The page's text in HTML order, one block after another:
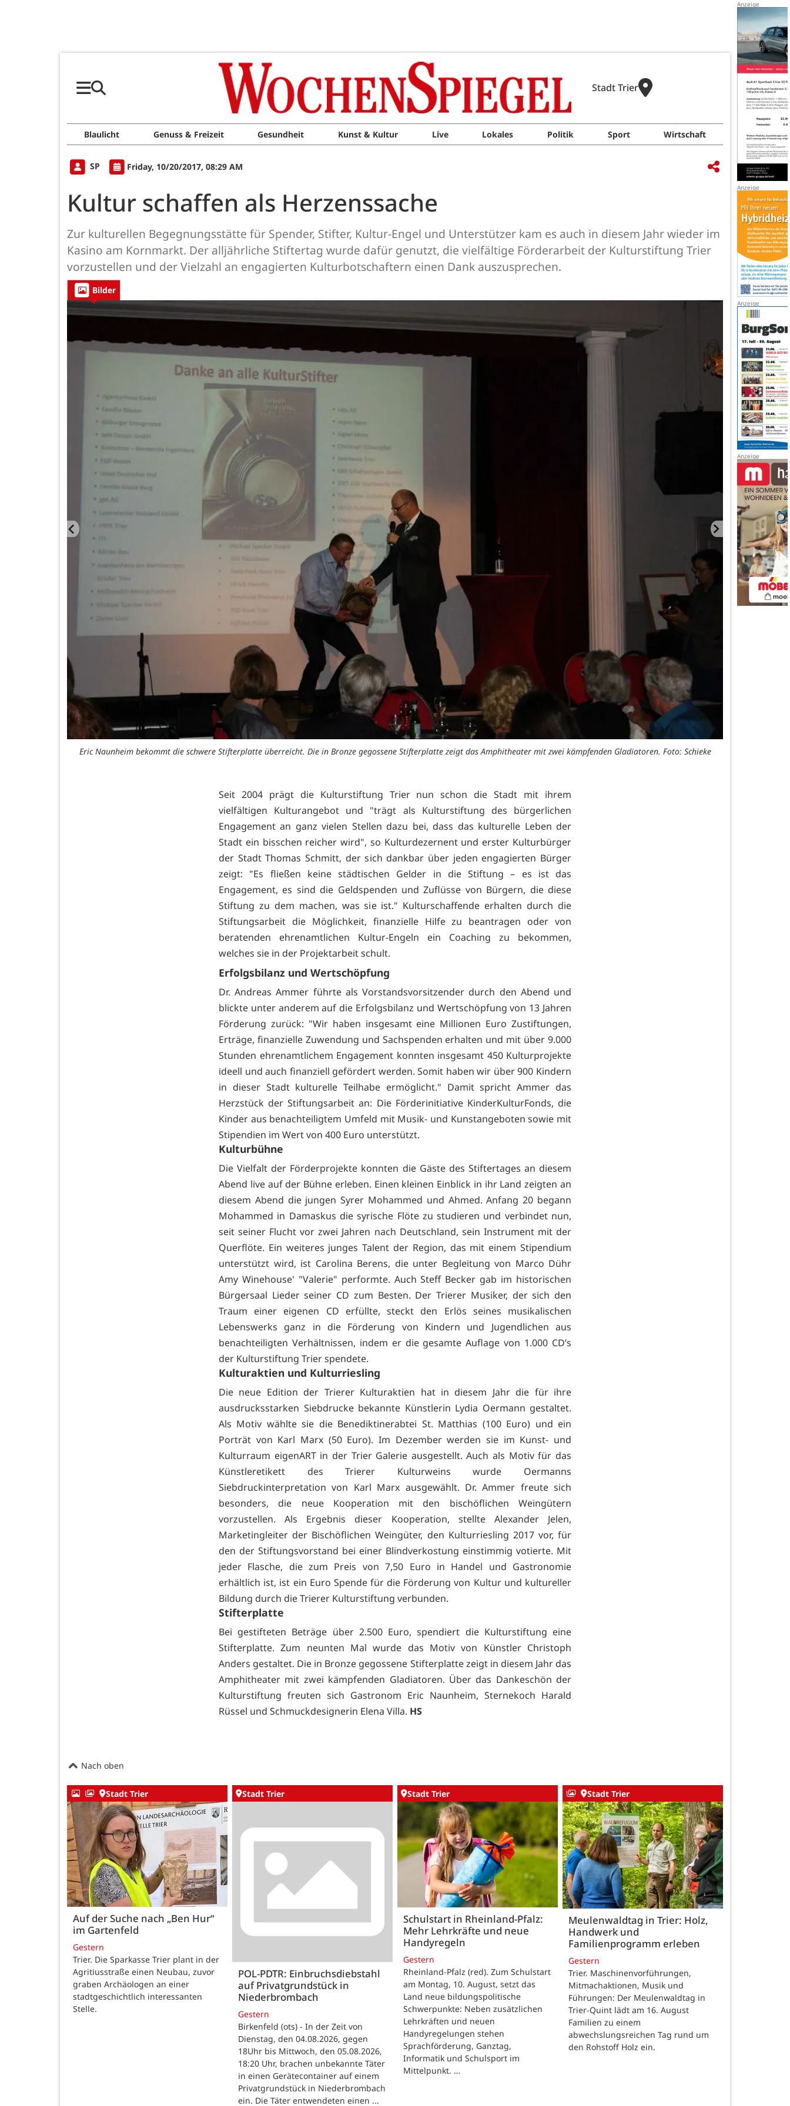
Stadt Trier
Blaulicht Genuss & Freizeit Gesundheit Kunst & Kultur Live Lokales Politik Sport Wirtschaft
SP Friday, 10/20/2017, 08:29 AM
Kultur schaffen als Herzenssache
Zur kulturellen Begegnungsstätte für Spender, Stifter, Kultur-Engel und Unterstützer kam es auch in diesem Jahr wieder im
Kasino am Kornmarkt. Der alljährliche Stiftertag wurde dafür genutzt, die vielfältige Förderarbeit der Kulturstiftung Trier
vorzustellen und der Vielzahl an engagierten Kulturbotschaftern einen Dank auszusprechen.
Bilder
Eric Naunheim bekommt die schwere Stifterplatte überreicht. Die in Bronze gegossene Stifterplatte zeigt das Amphitheater mit zwei kämpfenden Gladiatoren. Foto: Schieke
Seit 2004 prägt die Kulturstiftung Trier nun schon die Stadt mit ihrem
vielfältigen Kulturangebot und "trägt als Kulturstiftung des bürgerlichen
Engagement an ganz vielen Stellen dazu bei, dass das kulturelle Leben der
Stadt ein bisschen reicher wird", so Kulturdezernent und erster Kulturbürger
der Stadt Thomas Schmitt, der sich dankbar über jeden engagierten Bürger
zeigt: "Es fließen keine städtischen Gelder in die Stiftung – es ist das
Engagement, es sind die Geldspenden und Zuflüsse von Bürgern, die diese
Stiftung zu dem machen, was sie ist." Kulturschaffende erhalten durch die
Stiftungsarbeit die Möglichkeit, finanzielle Hilfe zu beantragen oder von
beratenden ehrenamtlichen Kultur-Engeln ein Coaching zu bekommen,
welches sie in der Projektarbeit schult.
Erfolgsbilanz und Wertschöpfung
Dr. Andreas Ammer führte als Vorstandsvorsitzender durch den Abend und
blickte unter anderem auf die Erfolgsbilanz und Wertschöpfung von 13 Jahren
Förderung zurück: "Wir haben insgesamt eine Millionen Euro Zustiftungen,
Erträge, finanzielle Zuwendung und Sachspenden erhalten und mit über 9.000
Stunden ehrenamtlichem Engagement konnten insgesamt 450 Kulturprojekte
ideell und auch finanziell gefördert werden. Somit haben wir über 900 Kindern
in dieser Stadt kulturelle Teilhabe ermöglicht." Damit spricht Ammer das
Herzstück der Stiftungsarbeit an: Die Förderinitiative KinderKulturFonds, die
Kinder aus benachteiligtem Umfeld mit Musik- und Kunstangeboten sowie mit
Stipendien im Wert von 400 Euro unterstützt.
Kulturbühne
Die Vielfalt der Förderprojekte konnten die Gäste des Stiftertages an diesem
Abend live auf der Bühne erleben. Einen kleinen Einblick in ihr Land zeigten an
diesem Abend die jungen Syrer Mohammed und Ahmed. Anfang 20 begann
Mohammed in Damaskus die syrische Flöte zu studieren und verbindet nun,
seit seiner Flucht vor zwei Jahren nach Deutschland, sein Instrument mit der
Querflöte. Ein weiteres junges Talent der Region, das mit einem Stipendium
unterstützt wird, ist Carolina Berens, die unter Begleitung von Marco Dühr
Amy Winehouse' "Valerie" performte. Auch Steff Becker gab im historischen
Bürgersaal Lieder seiner CD zum Besten. Der Trierer Musiker, der sich den
Traum einer eigenen CD erfüllte, steckt den Erlös seines musikalischen
Lebenswerks ganz in die Förderung von Kindern und Jugendlichen aus
benachteiligten Verhältnissen, indem er die gesamte Auflage von 1.000 CD’s
der Kulturstiftung Trier spendete.
Kulturaktien und Kulturriesling
Die neue Edition der Trierer Kulturaktien hat in diesem Jahr die für ihre
ausdrucksstarken Siebdrucke bekannte Künstlerin Lydia Oermann gestaltet.
Als Motiv wählte sie die Benediktinerabtei St. Matthias (100 Euro) und ein
Porträt von Karl Marx (50 Euro). Im Dezember werden sie im Kunst- und
Kulturraum eigenART in der Trier Galerie ausgestellt. Auch als Motiv für das
Künstleretikett des Trierer Kulturweins wurde Oermanns
Siebdruckinterpretation von Karl Marx ausgewählt. Dr. Ammer freute sich
besonders, die neue Kooperation mit den bischöflichen Weingütern
vorzustellen. Als Ergebnis dieser Kooperation, stellte Alexander Jelen,
Marketingleiter der Bischöflichen Weingüter, den Kulturriesling 2017 vor, für
den der Stiftungsvorstand bei einer Blindverkostung einstimmig votierte. Mit
jeder Flasche, die zum Preis von 7,50 Euro in Handel und Gastronomie
erhältlich ist, ist ein Euro Spende für die Förderung von Kultur und kultureller
Bildung durch die Trierer Kulturstiftung verbunden.
Stifterplatte
Bei gestifteten Beträge über 2.500 Euro, spendiert die Kulturstiftung eine
Stifterplatte. Zum neunten Mal wurde das Motiv von Künstler Christoph
Anders gestaltet. Die in Bronze gegossene Stifterplatte zeigt in diesem Jahr das
Amphitheater mit zwei kämpfenden Gladiatoren. Über das Dankeschön der
Kulturstiftung freuten sich Gastronom Eric Naunheim, Sternekoch Harald
Rüssel und Schmuckdesignerin Elena Villa. HS
Nach oben
Stadt Trier
Auf der Suche nach „Ben Hur“
im Gartenfeld
Gestern
Trier. Die Sparkasse Trier plant in der
Agritiusstraße einen Neubau, zuvor
graben Archäologen an einer
stadtgeschichtlich interessanten
Stelle.
Stadt Trier
POL-PDTR: Einbruchsdiebstahl
auf Privatgrundstück in
Niederbrombach
Gestern
Birkenfeld (ots) - In der Zeit von
Dienstag, den 04.08.2026, gegen
18Uhr bis Mittwoch, den 05.08.2026,
18:20 Uhr, brachen unbekannte Täter
in einen Gerätecontainer auf einem
Privatgrundstück in Niederbrombach
ein. Die Täter entwendeten einen ...
Stadt Trier
Schulstart in Rheinland-Pfalz:
Mehr Lehrkräfte und neue
Handyregeln
Gestern
Rheinland-Pfalz (red). Zum Schulstart
am Montag, 10. August, setzt das
Land neue bildungspolitische
Schwerpunkte: Neben zusätzlichen
Lehrkräften und neuen
Handyregelungen stehen
Sprachförderung, Ganztag,
Informatik und Schulsport im
Mittelpunkt. …
Stadt Trier
Meulenwaldtag in Trier: Holz,
Handwerk und
Familienprogramm erleben
Gestern
Trier. Maschinenvorführungen,
Mitmachaktionen, Musik und
Führungen: Der Meulenwaldtag in
Trier-Quint lädt am 16. August
Familien zu einem
abwechslungsreichen Tag rund um
den Rohstoff Holz ein.